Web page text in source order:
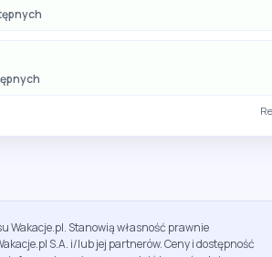
Wakacje.pl. Stanowią własność prawnie
S.A. i/lub jej partnerów. Ceny i dostępność